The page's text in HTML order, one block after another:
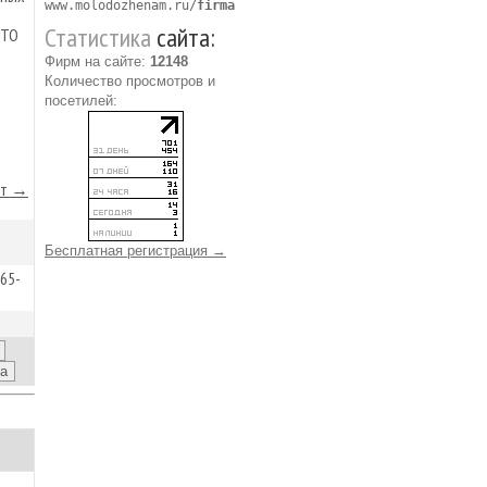
→
www.molodozhenam.ru/firma
Статистика сайта:
Фирм на сайте: 12148
Количество просмотров и
посетилей:
Бесплатная регистрация →